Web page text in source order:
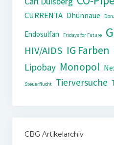
CURRENTA Dhünnaue
Endosulfan
Fridays for Future
HIV/AIDS IG Farben
Lipobay Monopol
Steuerflucht Tierversuche
CBG Artikelarchiv